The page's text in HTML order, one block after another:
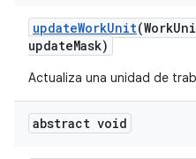
updateWorkUnit(Work
updateMask)
Actualiza una unidad de
abstract void